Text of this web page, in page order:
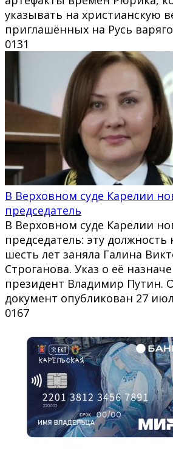
указывать на христианскую
приглашённых на Русь
0131
В Верховном суде Карелии
председатель
В Верховном суде Карелии
председатель: эту
шесть лет заняла Галина
Строганова. Указ о её
президент Владимир Путин.
документ опубликован 27
0167